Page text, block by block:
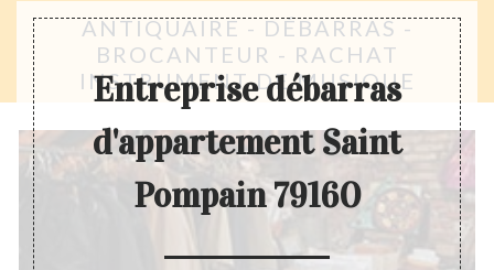
ANTIQUAIRE - DÉBARRAS -
BROCANTEUR - RACHAT
INSTRUMENT DE MUSIQUE
Entreprise débarras
d'appartement Saint
Pompain 79160